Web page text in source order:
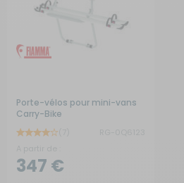
Porte-vélos pour mini-vans
Carry-Bike
347 €